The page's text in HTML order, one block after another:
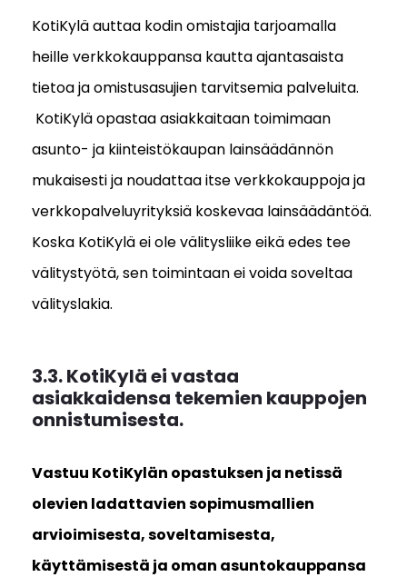
KotiKylä auttaa kodin omistajia tarjoamalla
heille verkkokauppansa kautta ajantasaista
tietoa ja omistusasujien tarvitsemia palveluita.
KotiKylä opastaa asiakkaitaan toimimaan
asunto- ja kiinteistökaupan lainsäädännön
mukaisesti ja noudattaa itse verkkokauppoja ja
verkkopalveluyrityksiä koskevaa lainsäädäntöä.
Koska KotiKylä ei ole välitysliike eikä edes tee
välitystyötä, sen toimintaan ei voida soveltaa
välityslakia.
3.3. KotiKylä ei vastaa
asiakkaidensa tekemien kauppojen
onnistumisesta.
Vastuu KotiKylän opastuksen ja netissä
olevien ladattavien sopimusmallien
arvioimisesta, soveltamisesta,
käyttämisestä ja oman asuntokauppansa